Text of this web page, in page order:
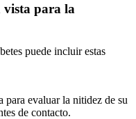
vista para la
puede incluir estas
para evaluar la nitidez de su
de contacto.